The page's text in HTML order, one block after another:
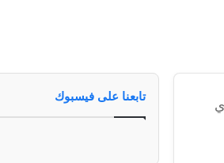
تابعنا على فيسبوك